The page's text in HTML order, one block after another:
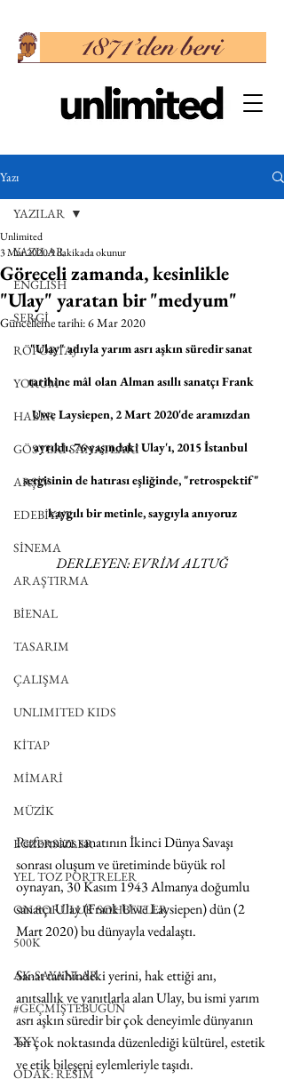
Yazı
YAZILAR
ENGLISH
SERGİ
RÖPORTAJ
YORUM
HABER
GÖSTERİ SANATLARI
ARŞİV
EDEBİYAT
SİNEMA
ARAŞTIRMA
BİENAL
TASARIM
ÇALIŞMA
UNLIMITED KIDS
KİTAP
MİMARİ
MÜZİK
EGZERSİZLER
YEL TOZ PORTRELER
ON SORULUK SOHBETLER
500K
AK-SAYANLAR
#GEÇMİŞTEBUGÜN
XXY
ODAK: RESİM
YAZILAR
Göreceli zamanda, kesinlikle
"Ulay" yaratan bir "medyum"
Unlimited
3 Mar 20209 dakikada okunur
Güncelleme tarihi:6 Mar 2020
"Ulay" adıyla yarım asrı aşkın süredir sanat
tarihine mâl olan Alman asıllı sanatçı Frank
Uwe Laysiepen, 2 Mart 2020'de aramızdan
ayrıldı. 76 yaşındaki Ulay'ı, 2015 İstanbul
sergisinin de hatırası eşliğinde, "retrospektif"
kaygılı bir metinle, saygıyla anıyoruz
DERLEYEN: EVRİM ALTUĞ
Performans sanatının İkinci Dünya Savaşı
sonrası oluşum ve üretiminde büyük rol
oynayan, 30 Kasım 1943 Almanya doğumlu
sanatçı Ulay (Frank Uwe Laysiepen) dün (2
Mart 2020) bu dünyayla vedalaştı.
Sanat tarihindeki yerini, hak ettiği anı,
anıtsallık ve yanıtlarla alan Ulay, bu ismi yarım
asrı aşkın süredir bir çok deneyimle dünyanın
bir çok noktasında düzenlediği kültürel, estetik
ve etik bileşeni eylemleriyle taşıdı.